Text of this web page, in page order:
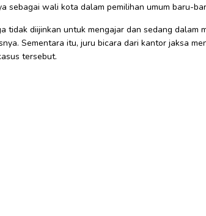
sebagai wali kota dalam pemilihan umum baru-
tidak diijinkan untuk mengajar dan sedang dalam
Sementara itu, juru bicara dari kantor jaksa
tersebut.